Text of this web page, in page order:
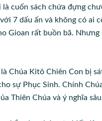
cuốn sách chứa đựng
7 dấu ấn và không có ai
Gioan rất buồn bã.
Chúa Kitô Chiên Con bị
sự Phục Sinh. Chính
Thiên Chúa và ý nghĩa